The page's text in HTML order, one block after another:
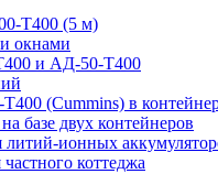
Т400 (5 м)
окнами
и АД-50-Т400
(Cummins) в
базе двух контейнеров
ионных
коттеджа